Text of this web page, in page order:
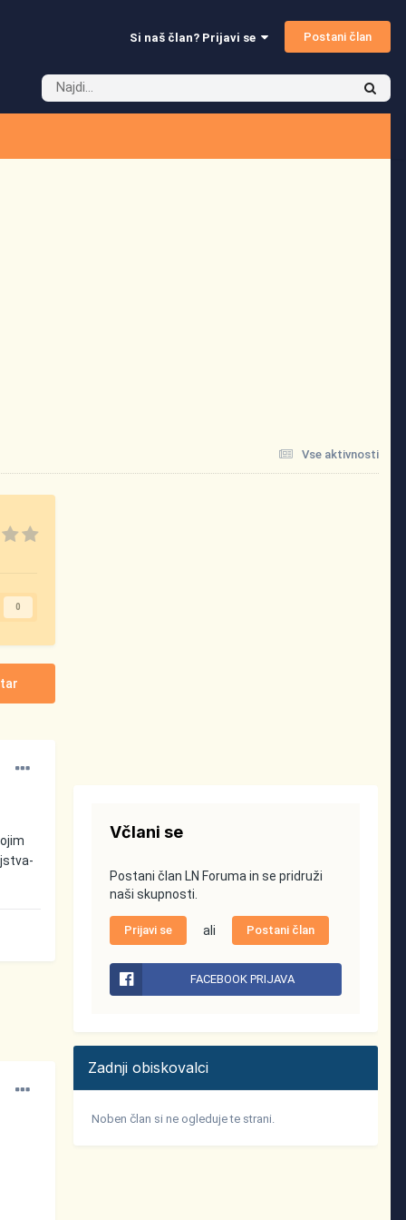
Si naš član? Prijavi se Postani član
Vse aktivnosti
0
Včlani se
Postani član LN Foruma in se pridruži
naši skupnosti.
Prijavi se ali Postani član
FACEBOOK PRIJAVA
Zadnji obiskovalci
Noben član si ne ogleduje te strani.